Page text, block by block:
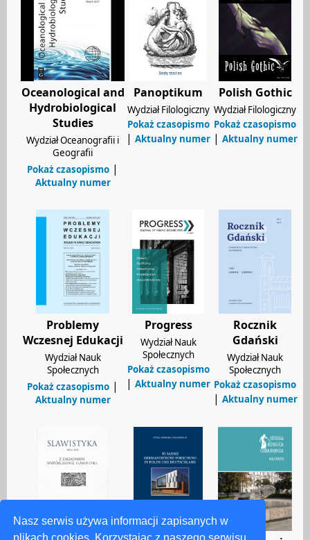
Nasz serwis używa informacji zapisanych w
plikach cookies. Korzystając z naszego serwisu